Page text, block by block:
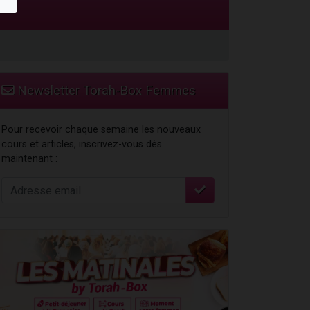
Newsletter Torah-Box Femmes
Pour recevoir chaque semaine les nouveaux
cours et articles, inscrivez-vous dès
maintenant :